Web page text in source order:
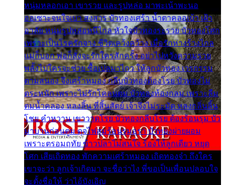
หนุ่มหลอกเอา เขารวย และรูปหล่อ มาพะเน้าพะนอ
ออเซาะจนใจเบา สงสาร บัวทองเศร้า น้ำตาคลอเบ้า เฝ้า
อาลัย หนุ่มรูปหล่อหนีไกล หัวใจบัวทองระรวย บัวทองโศก
เพราะเป็นโรครักจาง ชีวิตเคว้งคว้าง เมื่อรักห่างร้างไกล
แม่ก็บอก พ่อก็สั่งจะรักใครสักครั้ง อย่าไปหวังความรวย
พลั้งไปใครจะช่วย ซื้อเปลมาไกว ให้ลูกบัวทอง เวรกรรม
ตามสนอง จึงเศร้าหมอง กลีบบัวทองต้องโรย บัวทองไม่
ตระหนัก เพราะไม่รักโคลนตม บัวทองท้องกลม เพราะลืม
ตมน้ำคลอง หลงลิ้น ที่สิ้นสัตย์ เจ้าจึงไม่ระมัด หลงกลิ่นลิ้น
โชย คำหวาน เขาวาดโรย บัวทองกลีบโรย ต้องร้อนรุม บัว
มาบานก่อนตูม ดุจไฟสุมร้อนรุมอุรา บัวทองผ่ายผอม
เพราะตรอมฤทัย ข้าวปลาไม่สนใจ ร้องไห้ลูกเดียว หยุด
โศก เสียเถิดทอง พักความเศร้าหมอง เถิดทองจ๋า ถึงใคร
เขาจะว่า ลูกเจ้าเกิดมา จะชื่อว่าไง พี่ขอเป็นเพื่อนปลอบใจ
จะตั้งชื่อให้ ว่าไอ้บังเอิญ